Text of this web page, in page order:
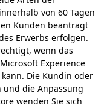
von 60 Tagen
Kunden beantragt
Erwerbs erfolgen.
wenn das
Experience
Die Kundin oder
die Anpassung
wenden Sie sich